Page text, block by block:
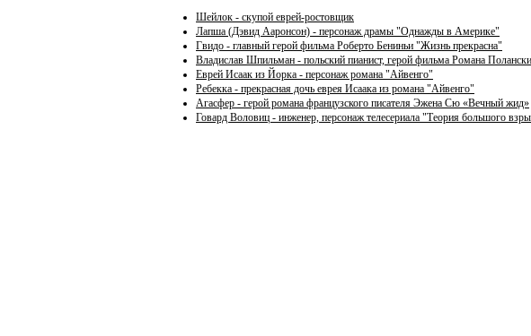
Шейлок - скупой еврей-ростовщик
Лапша (Дэвид Ааронсон) - персонаж драмы "Однажды в Америке"
Гвидо - главный герой фильма Роберто Бениньи "Жизнь прекрасна"
Владислав Шпильман - польский пианист, герой фильма Романа
Еврей Исаак из Йорка - персонаж романа "Айвенго"
Ребекка - прекрасная дочь еврея Исаака из романа "Айвенго"
Агасфер - герой романа французского писателя Эжена Сю «Вечный жид»
Говард Воловиц - инженер, персонаж телесериала "Теория большого